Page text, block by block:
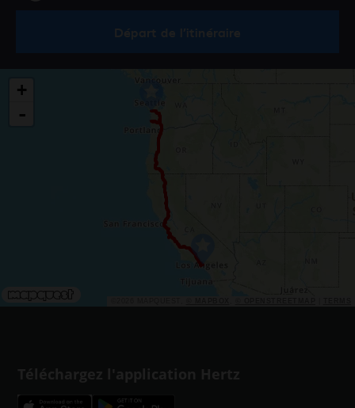
Départ de l’itinéraire
+
-